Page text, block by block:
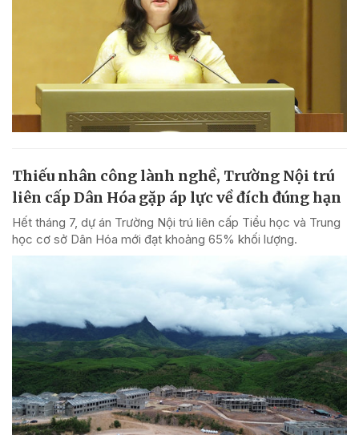
Thiếu nhân công lành nghề, Trường Nội trú
liên cấp Dân Hóa gặp áp lực về đích đúng hạn
Hết tháng 7, dự án Trường Nội trú liên cấp Tiểu học và Trung
học cơ sở Dân Hóa mới đạt khoảng 65% khối lượng.